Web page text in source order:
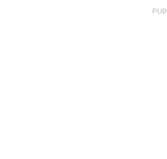
PUB